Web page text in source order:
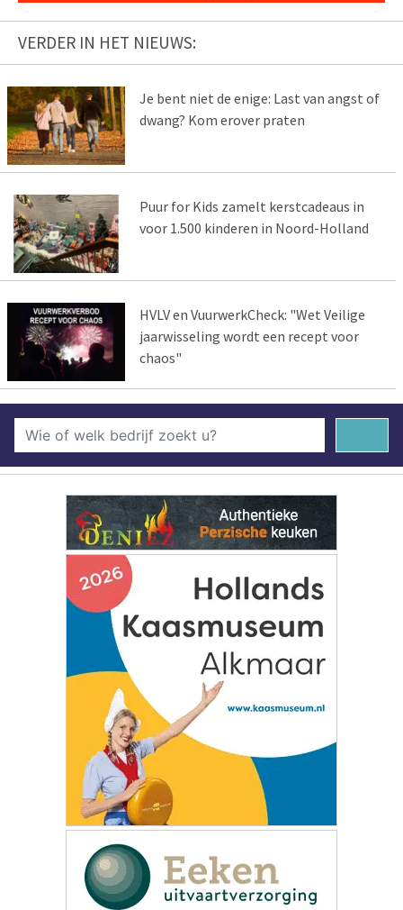
VERDER IN HET NIEUWS:
Je bent niet de enige: Last van angst of
dwang? Kom erover praten
Puur for Kids zamelt kerstcadeaus in
voor 1.500 kinderen in Noord-Holland
HVLV en VuurwerkCheck: "Wet Veilige
jaarwisseling wordt een recept voor
chaos"